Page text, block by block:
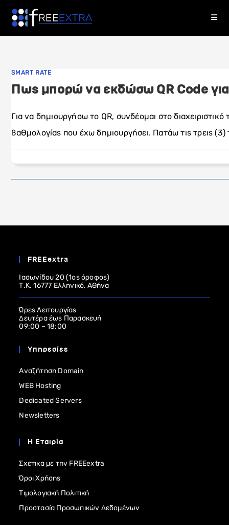
content
SMART RATE
Πως μπορώ να εκδώσω QR Code
Για να δημιουργήσω το QR, συνδέομαι στο
βαθμολογίας που έχω δημιουργήσει. Πατάω τις τρεις (3)
FREEextra
Ιασωνίδου 20 (1ος όροφος)
Τ.Κ. 16777 Ελληνικό, Αθήνα
Ώρες Λειτουργίας
Δευτέρα έως Παρασκευή
09:00 – 18:00
Υπηρεσίες
Αναζήτηση Domain
WEB Hosting
Dedicated Servers
Newsletters
Η Εταιρία
Σχετικα με την FREEextra
Όροι Χρήσης
Τιμολογιακή Πολιτική
Προστασία Προσωπικών Δεδομένων